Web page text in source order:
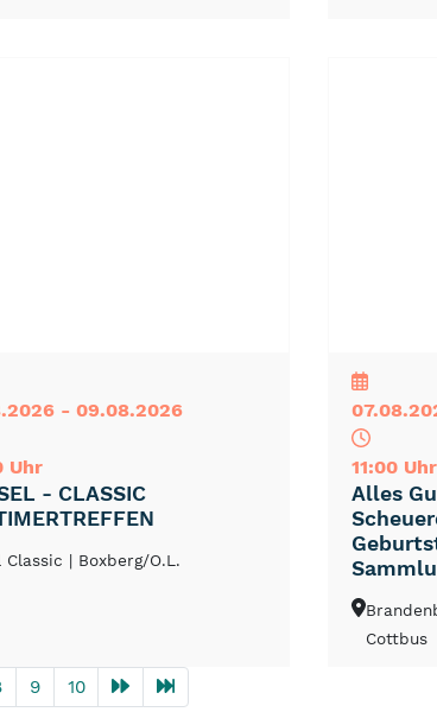
- 09.08.2026
Uhr
- CLASSIC
Classic | Boxberg/O.L.
11:00 Uhr
Alles
Cottbus
9 10